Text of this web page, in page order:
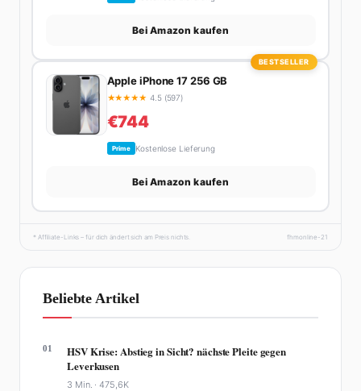
Bei Amazon kaufen
BESTSELLER
Apple iPhone 17 256 GB
★★★★★ 4.5 (597)
€744
Prime Kostenlose Lieferung
Bei Amazon kaufen
* Affiliate-Links – für dich ändert sich am Preis nichts. fhmonline-21
Beliebte Artikel
01
HSV Krise: Abstieg in Sicht? nächste Pleite gegen
Leverkusen
3 Min. ·475,6K